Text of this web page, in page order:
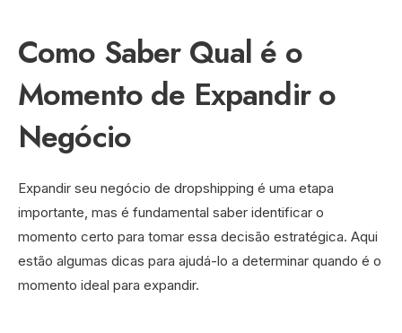
Como Saber Qual é o
Momento de Expandir o
Negócio
Expandir seu negócio de dropshipping é uma etapa
importante, mas é fundamental saber identificar o
momento certo para tomar essa decisão estratégica. Aqui
estão algumas dicas para ajudá-lo a determinar quando é o
momento ideal para expandir.